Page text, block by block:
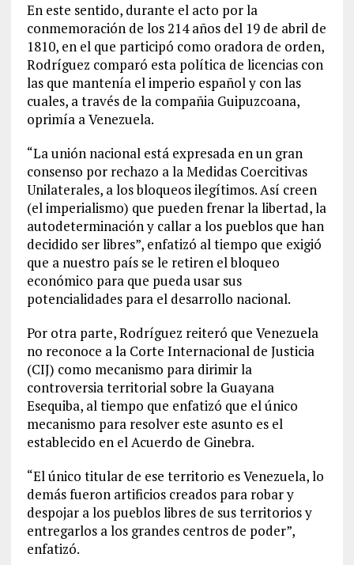
En este sentido, durante el acto por la
conmemoración de los 214 años del 19 de abril de
1810, en el que participó como oradora de orden,
Rodríguez comparó esta política de licencias con
las que mantenía el imperio español y con las
cuales, a través de la compañia Guipuzcoana,
oprimía a Venezuela.
“La unión nacional está expresada en un gran
consenso por rechazo a la Medidas Coercitivas
Unilaterales, a los bloqueos ilegítimos. Así creen
(el imperialismo) que pueden frenar la libertad, la
autodeterminación y callar a los pueblos que han
decidido ser libres”, enfatizó al tiempo que exigió
que a nuestro país se le retiren el bloqueo
económico para que pueda usar sus
potencialidades para el desarrollo nacional.
Por otra parte, Rodríguez reiteró que Venezuela
no reconoce a la Corte Internacional de Justicia
(CIJ) como mecanismo para dirimir la
controversia territorial sobre la Guayana
Esequiba, al tiempo que enfatizó que el único
mecanismo para resolver este asunto es el
establecido en el Acuerdo de Ginebra.
“El único titular de ese territorio es Venezuela, lo
demás fueron artificios creados para robar y
despojar a los pueblos libres de sus territorios y
entregarlos a los grandes centros de poder”,
enfatizó.